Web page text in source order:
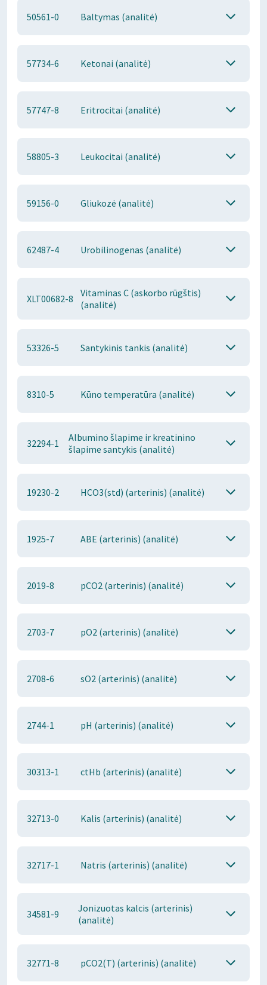
50561-0 Baltymas (analitė)
57734-6 Ketonai (analitė)
57747-8 Eritrocitai (analitė)
58805-3 Leukocitai (analitė)
59156-0 Gliukozė (analitė)
62487-4 Urobilinogenas (analitė)
XLT00682-8
Vitaminas C (askorbo rūgštis)
(analitė)
53326-5 Santykinis tankis (analitė)
8310-5 Kūno temperatūra (analitė)
32294-1
Albumino šlapime ir kreatinino
šlapime santykis (analitė)
19230-2 HCO3(std) (arterinis) (analitė)
1925-7 ABE (arterinis) (analitė)
2019-8 pCO2 (arterinis) (analitė)
2703-7 pO2 (arterinis) (analitė)
2708-6 sO2 (arterinis) (analitė)
2744-1 pH (arterinis) (analitė)
30313-1 ctHb (arterinis) (analitė)
32713-0 Kalis (arterinis) (analitė)
32717-1 Natris (arterinis) (analitė)
34581-9
Jonizuotas kalcis (arterinis)
(analitė)
32771-8 pCO2(T) (arterinis) (analitė)